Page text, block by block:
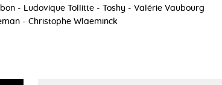
- Ludovique Tollitte - Toshy - Valérie Vaubourg
- Christophe Wlaeminck